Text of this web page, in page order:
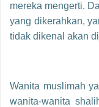
mereka mengerti.
yang dikerahkan,
tidak dikenal akan
Wanita muslimah
wanita-wanita